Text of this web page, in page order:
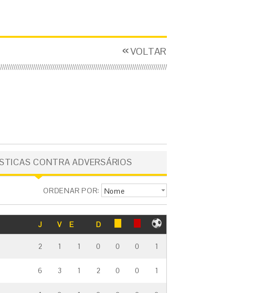
VOLTAR
CONTRA ADVERSÁRIOS
ORDENAR POR: Nome
J V E D
2 1 1 0 0 0 1
6 3 1 2 0 0 1